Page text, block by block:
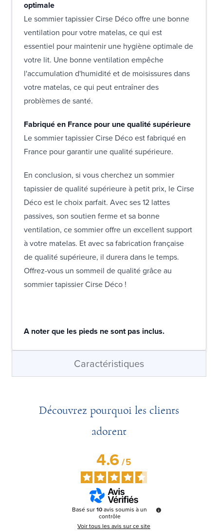
optimale
Le sommier tapissier Cirse Déco offre une bonne
ventilation pour votre matelas, ce qui est
essentiel pour maintenir une hygiène optimale de
votre lit. Une bonne ventilation empêche
l'accumulation d'humidité et de moisissures dans
votre matelas, ce qui peut entraîner des
problèmes de santé.
Fabriqué en France pour une qualité supérieure
Le sommier tapissier Cirse Déco est fabriqué en
France pour garantir une qualité supérieure.
En conclusion, si vous cherchez un sommier
tapissier de qualité supérieure à petit prix, le Cirse
Déco est le choix parfait. Avec ses 12 lattes
passives, son soutien ferme et sa bonne
ventilation, ce sommier offre un excellent support
à votre matelas. Et avec sa fabrication française
de qualité supérieure, il durera dans le temps.
Offrez-vous un sommeil de qualité grâce au
sommier tapissier Cirse Déco !
A noter que les pieds ne sont pas inclus.
Caractéristiques
Découvrez pourquoi les clients
adorent
4.6/5
Basé sur10avis soumis à un
contrôle
Voir tous les avis sur ce site